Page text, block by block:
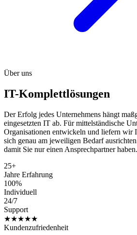
Über uns
IT-Komplettlösungen
Der Erfolg jedes Unternehmens hängt
eingesetzten IT ab. Für mittelständische
Organisationen entwickeln und liefern wir
sich genau am jeweiligen Bedarf
damit Sie nur einen Ansprechpartner haben.
25+
Jahre Erfahrung
100%
Individuell
24/7
Support
★★★★★
Kundenzufriedenheit